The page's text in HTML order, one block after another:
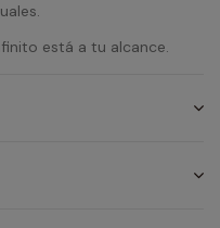
está a tu alcance.